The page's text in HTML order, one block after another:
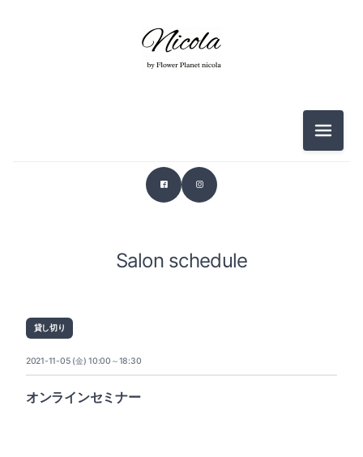
メニュ
Salon schedule
貸し切り
2021-11-05 (金) 10:00～18:30
オンラインセミナー